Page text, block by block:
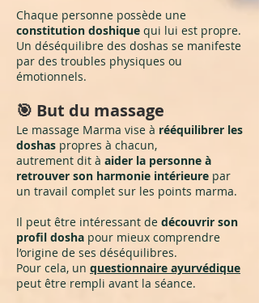
Chaque personne possède une
constitution doshique qui lui est propre.
Un déséquilibre des doshas se manifeste
par des troubles physiques ou
émotionnels.
🎯 But du massage
Le massage Marma vise à rééquilibrer les
doshas propres à chacun,
autrement dit à aider la personne à
retrouver son harmonie intérieure par
un travail complet sur les points marma.
Il peut être intéressant de découvrir son
profil dosha pour mieux comprendre
l’origine de ses déséquilibres.
Pour cela, un questionnaire ayurvédique
peut être rempli avant la séance.